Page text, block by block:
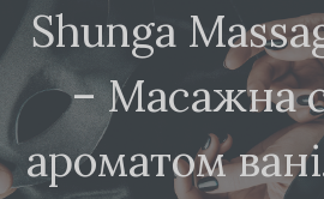
Shunga
– Масажна
ароматом